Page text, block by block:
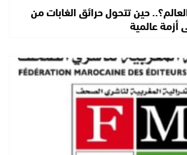
حين تتحول حرائق الغابات من
أزمة عالمية